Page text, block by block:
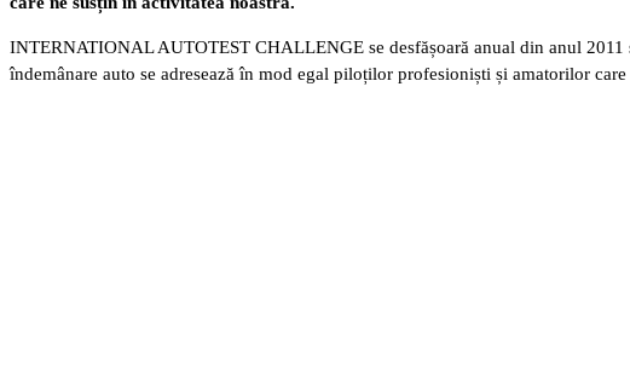
INTERNATIONAL AUTOTEST CHALLENGE se desfășoară anual din anul
îndemânare auto se adresează în mod egal piloților profesioniști și amatorilor